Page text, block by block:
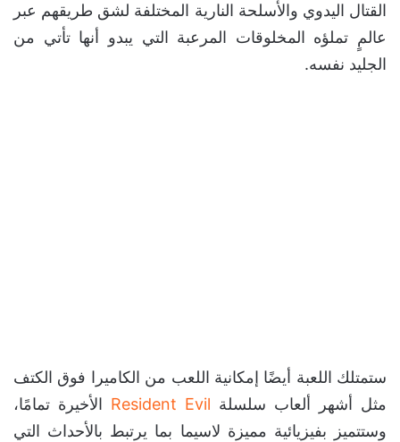
القتال اليدوي والأسلحة النارية المختلفة لشق طريقهم عبر
عالمٍ تملؤه المخلوقات المرعبة التي يبدو أنها تأتي من
الجليد نفسه.
ستمتلك اللعبة أيضًا إمكانية اللعب من الكاميرا فوق الكتف
مثل أشهر ألعاب سلسلة Resident Evil الأخيرة تمامًا،
وستتميز بفيزيائية مميزة لاسيما بما يرتبط بالأحداث التي